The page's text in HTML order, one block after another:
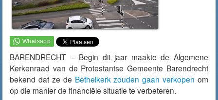
BARENDRECHT – Begin dit jaar maakte de Algemene
Kerkenraad van de Protestantse Gemeente Barendrecht
bekend dat ze de Bethelkerk zouden gaan verkopen om
op die manier de financiële situatie te verbeteren.